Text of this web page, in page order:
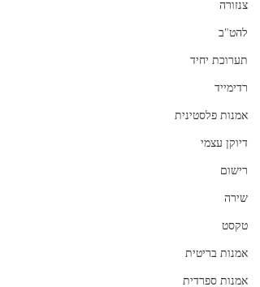
צנזורה
להט"ב
תערוכת יחיד
רדימייד
אמנות פלסטינית
דיוקן עצמי
רישום
שירה
טקסט
אמנות בריטית
אמנות ספרדית